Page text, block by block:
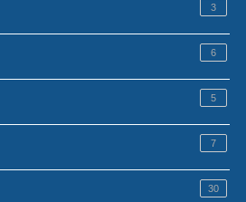
3
6
5
7
30